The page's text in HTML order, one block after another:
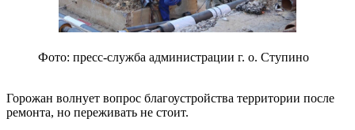
Фото: пресс-служба администрации г. о. Ступино
Горожан волнует вопрос благоустройства территории после
ремонта, но переживать не стоит.